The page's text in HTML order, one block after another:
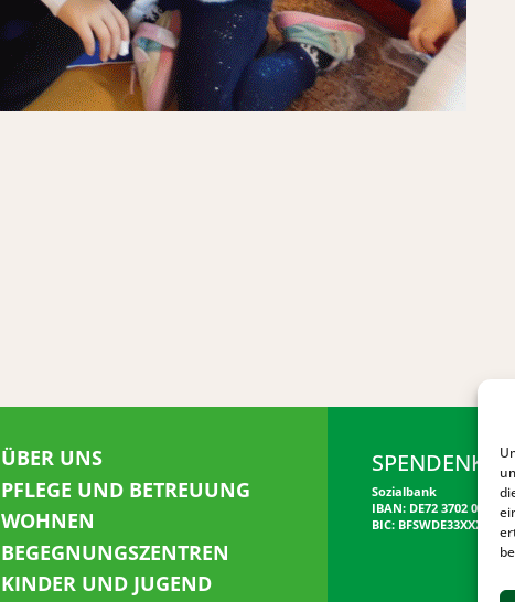
ÜBER UNS
PFLEGE UND BETREUUNG
WOHNEN
BEGEGNUNGSZENTREN
KINDER UND JUGEND
Sozialbank
IBAN: DE72 3702 0500
BIC: BFSWDE33XXX